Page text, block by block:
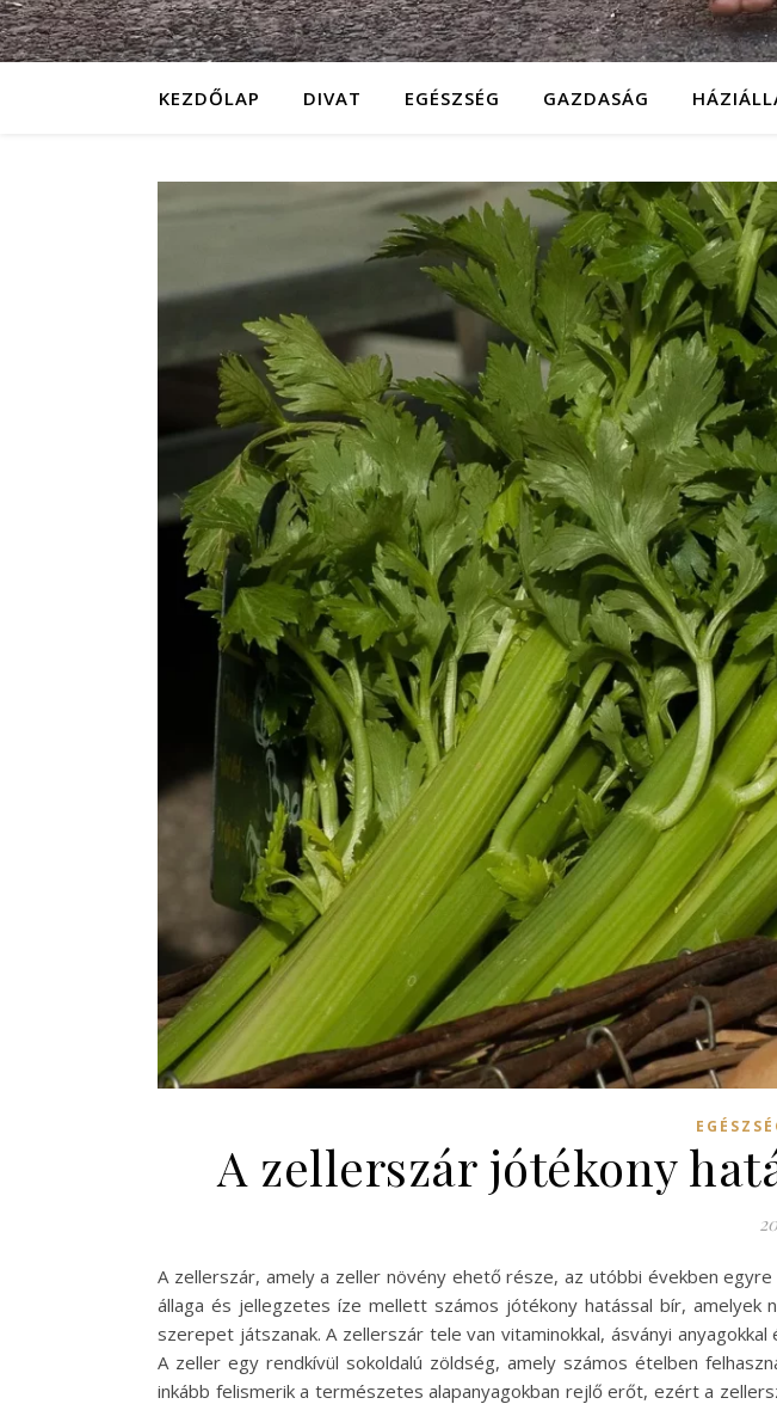
KEZDŐLAP DIVAT EGÉSZSÉG GAZDASÁG
A zellerszár jótékony
A zellerszár, amely a zeller növény ehető része, az utóbbi években
állaga és jellegzetes íze mellett számos jótékony hatással bír, amelyek
szerepet játszanak. A zellerszár tele van vitaminokkal, ásványi
A zeller egy rendkívül sokoldalú zöldség, amely számos ételben
inkább felismerik a természetes alapanyagokban rejlő erőt, ezért a